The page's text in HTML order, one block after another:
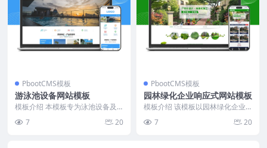
PbootCMS模板
游泳池设备网站模板
模板介绍 本模板专为泳池设备及
SS手工编写，结...
7 20
PbootCMS模板
园林绿化企业响应式网站模板
模板介绍 该模板以园林绿化企业
业务、工程案例及行业...
7 20